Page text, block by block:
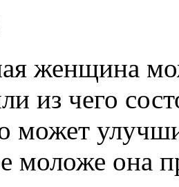
женщина
из чего
может
моложе она